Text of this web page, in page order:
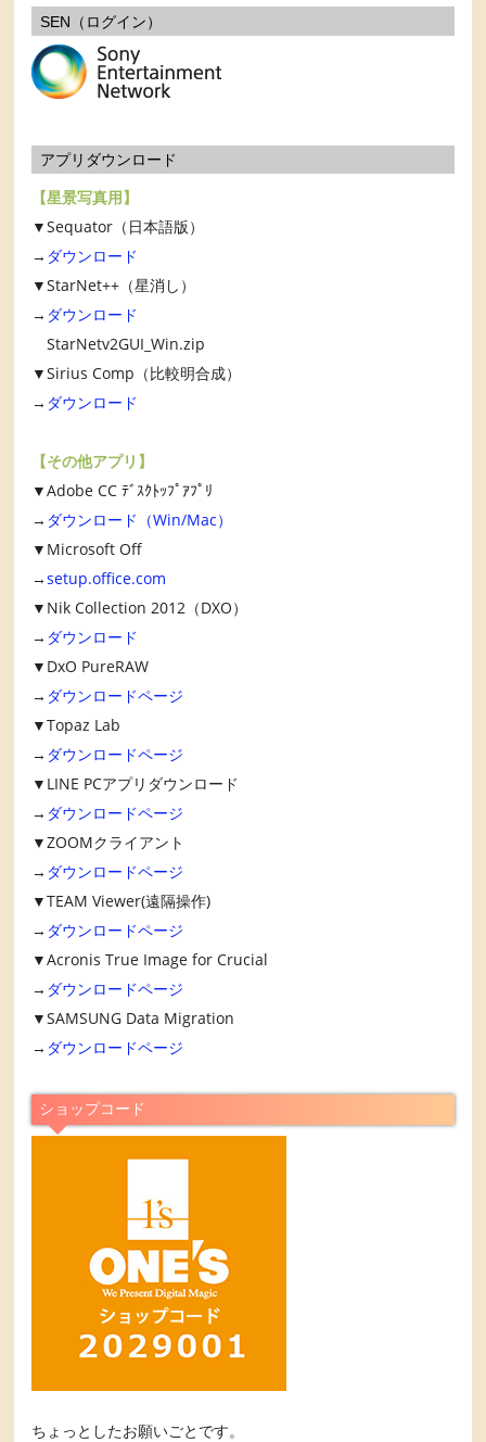
SEN（ログイン）
アプリダウンロード
【星景写真用】
▼Sequator（日本語版）
→ ダウンロード
▼StarNet++（星消し）
→ ダウンロード
StarNetv2GUI_Win.zip
▼Sirius Comp（比較明合成）
→ ダウンロード
【その他アプリ】
▼Adobe CC ﾃﾞｽｸﾄｯﾌﾟｱﾌﾟﾘ
→ ダウンロード（Win/Mac）
▼Microsoft Off
→setup.office.com
▼Nik Collection 2012（DXO）
→ ダウンロード
▼DxO PureRAW
→ ダウンロードページ
▼Topaz Lab
→ ダウンロードページ
▼LINE PCアプリダウンロード
→ ダウンロードページ
▼ZOOMクライアント
→ ダウンロードページ
▼TEAM Viewer(遠隔操作)
→ ダウンロードページ
▼Acronis True Image for Crucial
→ ダウンロードページ
▼SAMSUNG Data Migration
→ ダウンロードページ
ショップコード
ちょっとしたお願いごとです。